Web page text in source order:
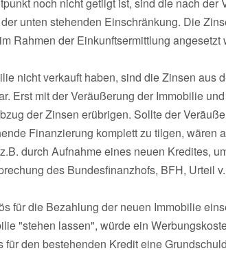
unten stehenden Einschränkung. Die
Rahmen der Einkunftsermittlung angesetzt
nicht verkauft haben, sind die Zinsen aus
Erst mit der Veräußerung der Immobilie
der Zinsen erübrigen. Sollte der
Finanzierung komplett zu tilgen, wären
durch Aufnahme eines neuen Kredites,
des Bundesfinanzhofs, BFH, Urteil
für die Bezahlung der neuen Immobilie
"stehen lassen", würde ein
den bestehenden Kredit eine